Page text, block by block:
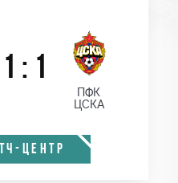
1 : 1
ПФК
ЦСКА
ЦЕНТР